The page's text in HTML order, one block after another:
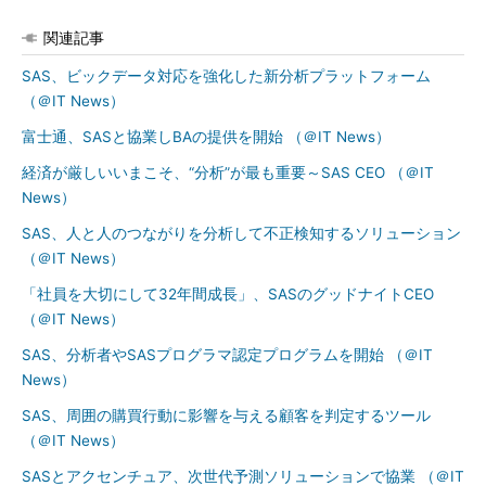
関連記事
SAS、ビックデータ対応を強化した新分析プラットフォーム
（＠IT News）
富士通、SASと協業しBAの提供を開始 （＠IT News）
経済が厳しいいまこそ、“分析”が最も重要～SAS CEO （＠IT
News）
SAS、人と人のつながりを分析して不正検知するソリューション
（＠IT News）
「社員を大切にして32年間成長」、SASのグッドナイトCEO
（＠IT News）
SAS、分析者やSASプログラマ認定プログラムを開始 （＠IT
News）
SAS、周囲の購買行動に影響を与える顧客を判定するツール
（＠IT News）
SASとアクセンチュア、次世代予測ソリューションで協業 （＠IT